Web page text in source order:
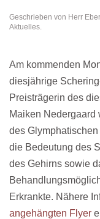
Geschrieben von Herr
Aktuelles.
Am kommenden
diesjährige
Preisträgerin des
Maiken Nedergaard
des
die Bedeutung des
des Gehirns sowie
Erkrankte. Nähere
angehängten Flyer